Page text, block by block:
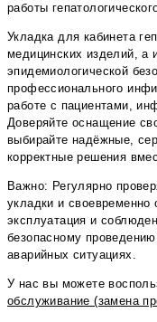
работы
Укладка для кабинета
медицинских изделий, а
эпидемиологической
профессионального
работе с пациентами,
Доверяйте оснащение
выбирайте надёжные,
корректные решения
Важно: Регулярно
укладки и своевременно
эксплуатация и
безопасному
аварийных ситуациях.
У нас вы можете
обслуживание (замена